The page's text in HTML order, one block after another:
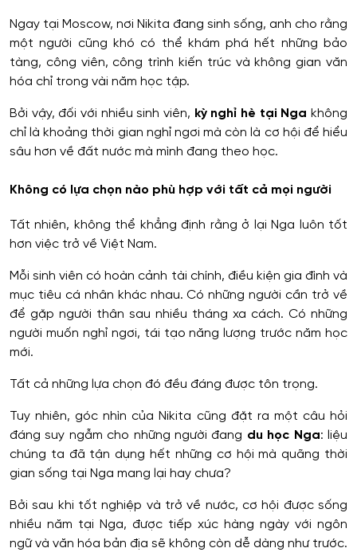
Ngay tại Moscow, nơi Nikita đang sinh sống, anh cho rằng
một người cũng khó có thể khám phá hết những bảo
tàng, công viên, công trình kiến trúc và không gian văn
hóa chỉ trong vài năm học tập.
Bởi vậy, đối với nhiều sinh viên, kỳ nghỉ hè tại Nga không
chỉ là khoảng thời gian nghỉ ngơi mà còn là cơ hội để hiểu
sâu hơn về đất nước mà mình đang theo học.
Không có lựa chọn nào phù hợp với tất cả mọi người
Tất nhiên, không thể khẳng định rằng ở lại Nga luôn tốt
hơn việc trở về Việt Nam.
Mỗi sinh viên có hoàn cảnh tài chính, điều kiện gia đình và
mục tiêu cá nhân khác nhau. Có những người cần trở về
để gặp người thân sau nhiều tháng xa cách. Có những
người muốn nghỉ ngơi, tái tạo năng lượng trước năm học
mới.
Tất cả những lựa chọn đó đều đáng được tôn trọng.
Tuy nhiên, góc nhìn của Nikita cũng đặt ra một câu hỏi
đáng suy ngẫm cho những người đang du học Nga: liệu
chúng ta đã tận dụng hết những cơ hội mà quãng thời
gian sống tại Nga mang lại hay chưa?
Bởi sau khi tốt nghiệp và trở về nước, cơ hội được sống
nhiều năm tại Nga, được tiếp xúc hàng ngày với ngôn
ngữ và văn hóa bản địa sẽ không còn dễ dàng như trước.